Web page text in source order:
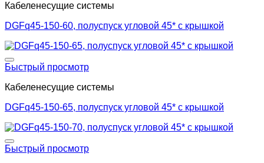
Кабеленесущие системы
DGFq45-150-60, полуспуск угловой 45* с крышкой
Быстрый просмотр
Кабеленесущие системы
DGFq45-150-65, полуспуск угловой 45* с крышкой
Быстрый просмотр